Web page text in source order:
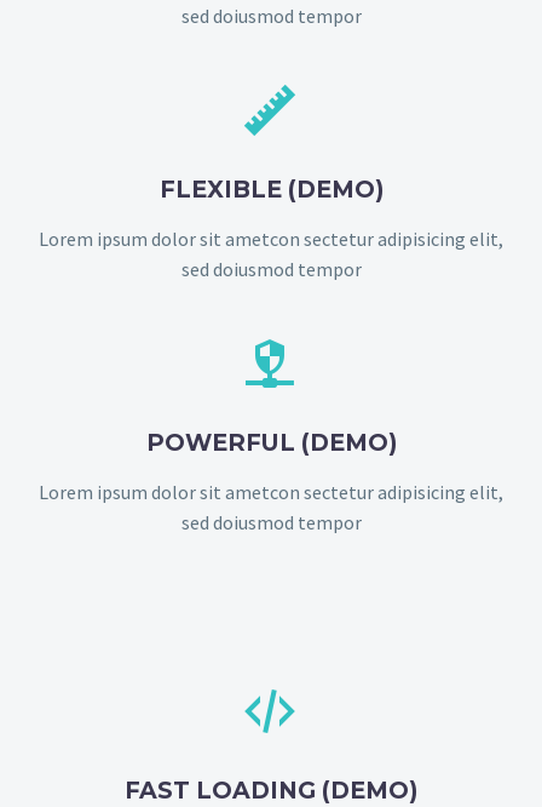
sed doiusmod tempor


FLEXIBLE (DEMO)
Lorem ipsum dolor sit ametcon sectetur adipisicing elit,
sed doiusmod tempor


POWERFUL (DEMO)
Lorem ipsum dolor sit ametcon sectetur adipisicing elit,
sed doiusmod tempor


FAST LOADING (DEMO)